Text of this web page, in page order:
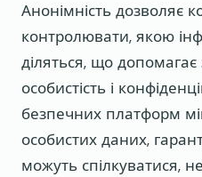
Анонімність дозволяє
контролювати, якою
діляться, що допомагає
особистість і
безпечних платформ
особистих даних,
можуть спілкуватися,